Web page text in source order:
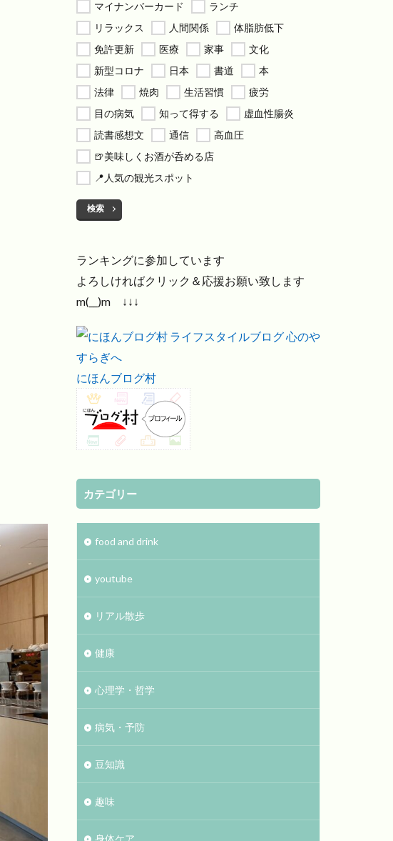
マイナンバーカード
ランチ
リラックス
人間関係
体脂肪低下
免許更新
医療 家事
文化
新型コロナ
日本 書道
本
法律
焼肉 生活習慣
疲労
目の病気
知って得する
虚血性腸炎
読書感想文
通信
高血圧
🍺美味しくお酒が呑める店
📍人気の観光スポット
検索
ランキングに参加しています
よろしければクリック＆応援お願い致します
m(__)m ↓↓↓
にほんブログ村
カテゴリー
food and drink
youtube
リアル散歩
健康
心理学・哲学
病気・予防
豆知識
趣味
身体ケア